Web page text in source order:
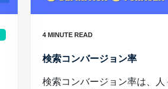
検索コンバージョン率
検索コンバージョン率は、